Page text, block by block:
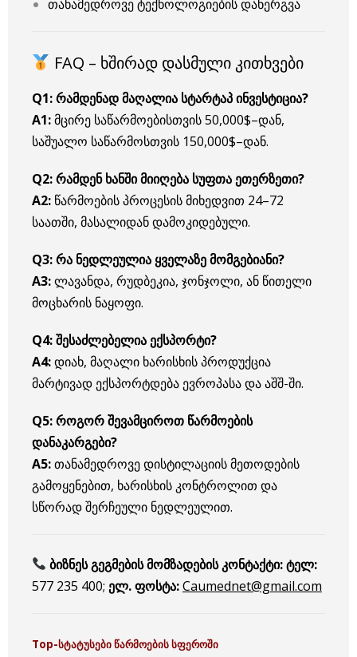
თანამედროვე ტექნოლოგიების დანერგვა
FAQ – ხშირად დასმული კითხვები
Q1: რამდენად მაღალია სტარტაპ ინვესტიცია?
A1:მცირე საწარმოებისთვის 50,000$–დან,
საშუალო საწარმოსთვის 150,000$–დან.
Q2: რამდენ ხანში მიიღება სუფთა ეთერზეთი?
A2: წარმოების პროცესის მიხედვით 24–72
საათში, მასალიდან დამოკიდებული.
Q3: რა ნედლეულია ყველაზე მომგებიანი?
A3:ლავანდა, რუდბეკია, ჯონჯოლი, ან წითელი
მოცხარის ნაყოფი.
Q4: შესაძლებელია ექსპორტი?
A4:დიახ, მაღალი ხარისხის პროდუქცია
მარტივად ექსპორტდება ევროპასა და აშშ-ში.
Q5: როგორ შევამციროთ წარმოების
დანაკარგები?
A5:თანამედროვე დისტილაციის მეთოდების
გამოყენებით, ხარისხის კონტროლით და
სწორად შერჩეული ნედლეულით.
ბიზნეს გეგმების მომზადების კონტაქტი:ტელ:
577 235 400; ელ. ფოსტა:Caumednet@gmail.com
Top-სტატუსები წარმოების სფეროში